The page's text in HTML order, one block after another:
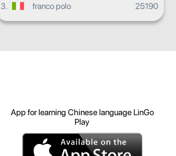
3.
franco polo 25190
App for learning Chinese language LinGo
Play